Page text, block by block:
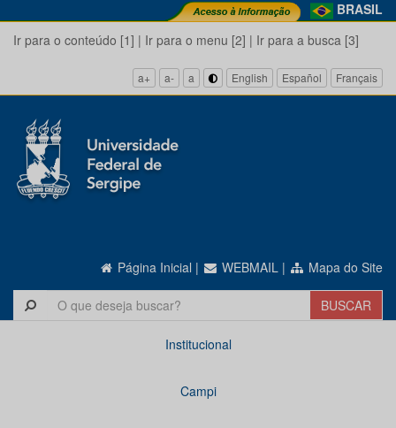
BRASIL
Ir para o conteúdo [1] | Ir para o menu [2] | Ir para a busca [3]
a+ a- a English Español Français
Página Inicial | WEBMAIL | Mapa do Site
Institucional
Campi